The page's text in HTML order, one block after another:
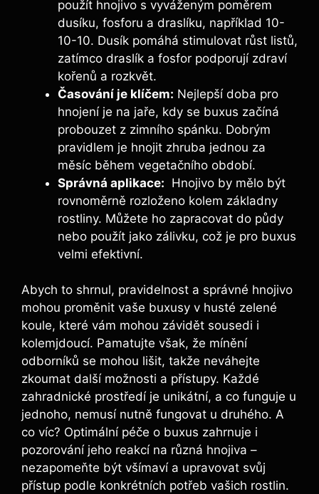
použít hnojivo s ‌vyváženým poměrem
dusíku, fosforu a draslíku, například 10-
10-10. Dusík pomáhá stimulovat ​růst listů,
zatímco draslík a fosfor podporují zdraví
kořenů a rozkvět.
Časování je klíčem: Nejlepší doba ​pro
hnojení je na jaře, kdy se⁣ buxus začíná⁤
probouzet z zimního spánku. Dobrým
pravidlem je hnojit⁤ zhruba jednou za
měsíc během ‍vegetačního období.
Správná aplikace: ‍ Hnojivo by mělo být
rovnoměrně rozloženo kolem základny
rostliny. Můžete ho zapracovat ⁣do půdy
nebo⁤ použít jako zálivku,⁤ což je pro buxus
velmi efektivní.
Abych to shrnul, pravidelnost a​ správné hnojivo
mohou proměnit vaše buxusy v husté zelené
koule, které vám mohou závidět ‍sousedi i
kolemjdoucí. Pamatujte však, že mínění
odborníků se mohou lišit, takže neváhejte
zkoumat ​další možnosti a přístupy. Každé
zahradnické ⁢prostředí je unikátní, a co funguje u
jednoho, nemusí nutně fungovat u druhého. A⁢
co víc? Optimální⁣ péče o buxus zahrnuje i
pozorování jeho reakcí na různá hnojiva –
nezapomeňte být všímaví a upravovat svůj
přístup podle ‍konkrétních potřeb vašich rostlin.